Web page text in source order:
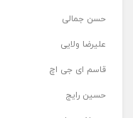
حسن جمالی
علیرضا ولایی
قاسم ای جی اچ
حسین رایج